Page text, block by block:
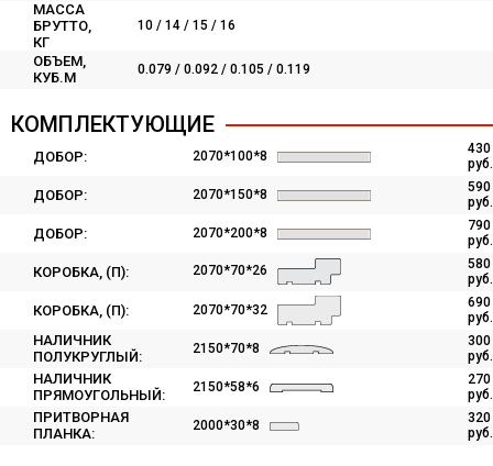
МАССА
БРУТТО,
КГ
10 / 14 / 15 / 16
ОБЪЕМ,
КУБ.М
0.079 / 0.092 / 0.105 / 0.119
КОМПЛЕКТУЮЩИЕ
ДОБОР: 2070*100*8
430
руб.
ДОБОР: 2070*150*8
590
руб.
ДОБОР: 2070*200*8
790
руб.
КОРОБКА, (П): 2070*70*26
580
руб.
КОРОБКА, (П): 2070*70*32
690
руб.
НАЛИЧНИК
ПОЛУКРУГЛЫЙ:
2150*70*8
300
руб.
НАЛИЧНИК
ПРЯМОУГОЛЬНЫЙ:
2150*58*6
270
руб.
ПРИТВОРНАЯ
ПЛАНКА:
2000*30*8
320
руб.